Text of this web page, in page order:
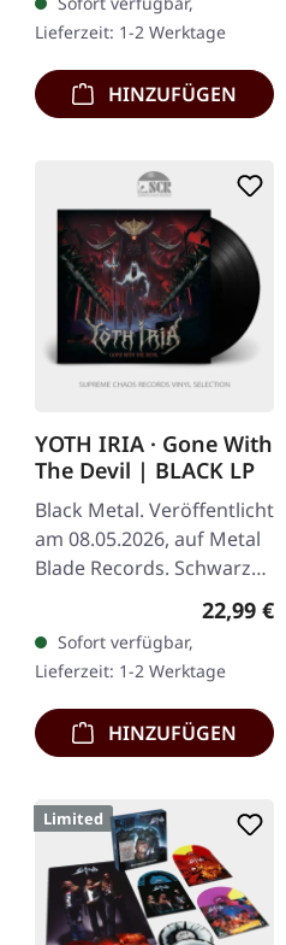
Cover. Exodus melden sich
mit voller Wucht…
Lieferzeit: 1-2 Werktage
HINZUFÜGEN
Preis:
YOTH IRIA · Gone With
The Devil | BLACK LP
Black Metal. Veröffentlicht
am 08.05.2026, auf Metal
Blade Records. Schwarzes
Vinyl im Standard-Cover
mit Insert und Download-
Karte. 180g-Vinyl. Was…
22,99 €
Sofort verfügbar,
Lieferzeit: 1-2 Werktage
HINZUFÜGEN
Limited